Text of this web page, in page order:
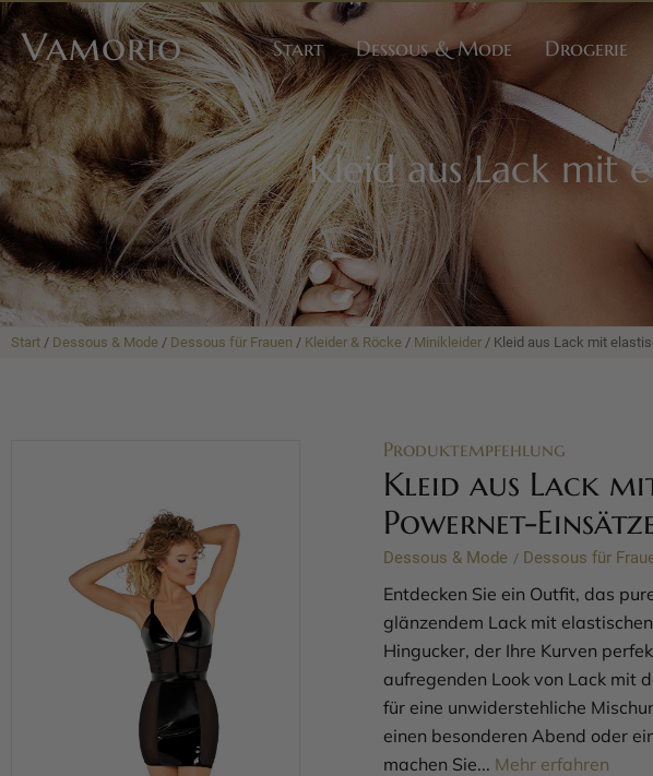
Vamorio Start Dessous & Mode Drogerie
Kleid aus Lack mit
Start / Dessous & Mode / Dessous für Frauen / Kleider & Röcke / Minikleider / Kleid aus Lack mit
Produktempfehlung
Kleid aus Lack
Powernet-
Dessous & Mode / Dessous für
Entdecken Sie ein Outfit, das
glänzendem Lack mit
Hingucker, der Ihre Kurven
aufregenden Look von Lack mit
für eine unwiderstehliche
einen besonderen Abend oder
machen Sie... Mehr erfahren